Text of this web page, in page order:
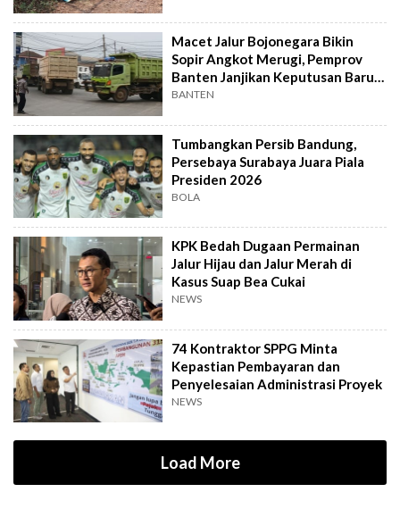
Macet Jalur Bojonegara Bikin
Sopir Angkot Merugi, Pemprov
Banten Janjikan Keputusan Baru 4
Hari Lagi
BANTEN
Tumbangkan Persib Bandung,
Persebaya Surabaya Juara Piala
Presiden 2026
BOLA
KPK Bedah Dugaan Permainan
Jalur Hijau dan Jalur Merah di
Kasus Suap Bea Cukai
NEWS
74 Kontraktor SPPG Minta
Kepastian Pembayaran dan
Penyelesaian Administrasi Proyek
NEWS
Load More